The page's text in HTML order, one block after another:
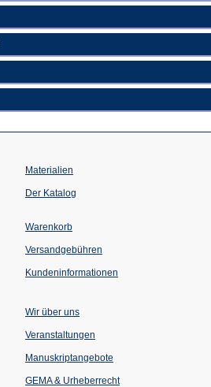
Materialien
Der Katalog
Warenkorb
Versandgebühren
Kundeninformationen
Wir über uns
Veranstaltungen
einem
Tab)
Manuskriptangebote
GEMA & Urheberrecht